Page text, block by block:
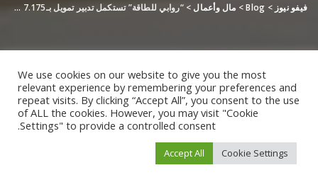
فيفو نيوز >
Blog
> مال وأعمال >“روابي للطاقة” تستكمل تدبير تمويل بـ7.175 مليار دولار
We use cookies on our website to give you the most
relevant experience by remembering your preferences and
repeat visits. By clicking “Accept All”, you consent to the use
of ALL the cookies. However, you may visit "Cookie
Settings" to provide a controlled consent.
Cookie Settings
Accept All